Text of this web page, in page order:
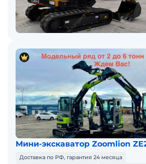
Мини-экскаватор Zoomlion
Доставка по РФ, гарантия 24 месяца